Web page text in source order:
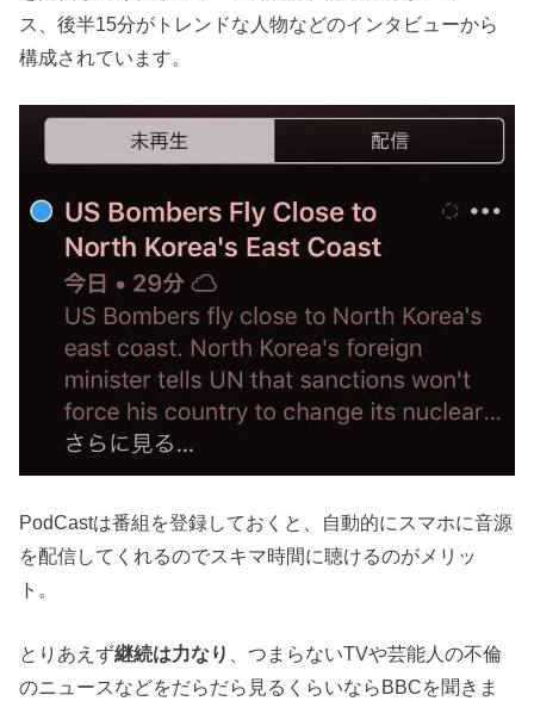
ス、後半15分がトレンドな人物などのインタビューから
構成されています。
PodCastは番組を登録しておくと、自動的にスマホに音源
を配信してくれるのでスキマ時間に聴けるのがメリッ
ト。
とりあえず継続は力なり
、つまらないTVや芸能人の不倫
のニュースなどをだらだら見るくらいならBBCを聞きま